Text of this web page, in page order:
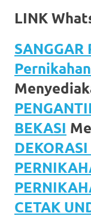
LINK
BEKASI
CETAK